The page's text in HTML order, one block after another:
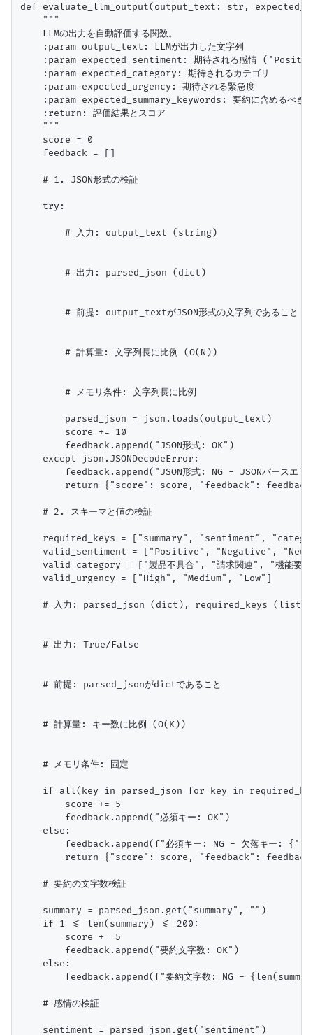
def evaluate_llm_output(output_text: str,
    """
    LLMの出力を自動評価する関数。
    :param output_text: LLMが出力した文字列
:param expected_sentiment: 期待される感情
    :param expected_category: 期待されるカテゴリ
    :param expected_urgency: 期待される緊急度
:param expected_summary_keywords: 要約に含めるべきキ
    :return: 評価結果とスコア
    """
    score = 0
    feedback = []
    # 1. JSON形式の検証
    try:
        # 入力: output_text (string)
        # 出力: parsed_json (dict)
        # 前提: output_textがJSON形式の文字列であること
        # 計算量: 文字列長に比例 (O(N))
        # メモリ条件: 文字列長に比例
        parsed_json = json.loads(output_text)
        score += 10
        feedback.append("JSON形式: OK")
    except json.JSONDecodeError:
feedback.append("JSON形式: NG - JSONパースエラ
return {"score": score, "feedback":
    # 2. スキーマと値の検証
required_keys = ["summary", "sentiment",
valid_sentiment = ["Positive", "Negative",
valid_category = ["製品不具合", "請求関連", "機能要
    valid_urgency = ["High", "Medium", "Low"]
    # 入力: parsed_json (dict), required_keys (list)
    # 出力: True/False
    # 前提: parsed_jsonがdictであること
    # 計算量: キー数に比例 (O(K))
    # メモリ条件: 固定
if all(key in parsed_json for key in
        score += 5
        feedback.append("必須キー: OK")
    else:
feedback.append(f"必須キー: NG - 欠落キー:
return {"score": score, "feedback":
    # 要約の文字数検証
    summary = parsed_json.get("summary", "")
    if 1 <= len(summary) <= 200:
        score += 5
        feedback.append("要約文字数: OK")
    else:
feedback.append(f"要約文字数: NG -
    # 感情の検証
    sentiment = parsed_json.get("sentiment")